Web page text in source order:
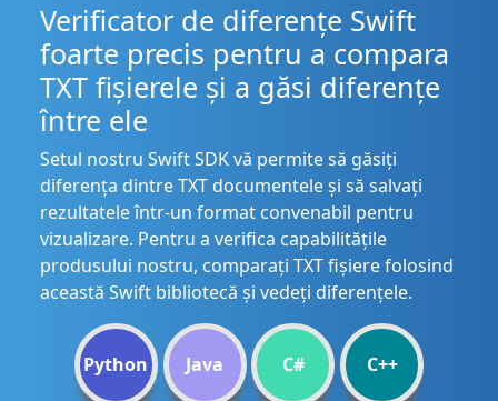
Verificator de diferențe Swift
foarte precis pentru a compara
TXT fișierele și a găsi diferențe
între ele
Setul nostru Swift SDK vă permite să găsiți
diferența dintre TXT documentele și să salvați
rezultatele într-un format convenabil pentru
vizualizare. Pentru a verifica capabilitățile
produsului nostru, comparați TXT fișiere folosind
această Swift bibliotecă și vedeți diferențele.
Python Java C# C++